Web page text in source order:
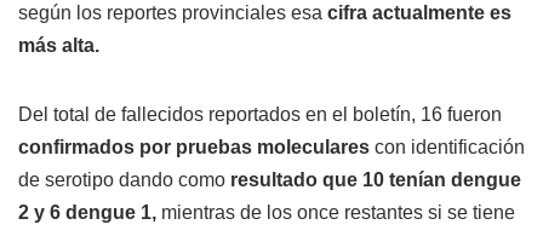
según los reportes provinciales esa cifra actualmente es
más alta.
Del total de fallecidos reportados en el boletín, 16 fueron
confirmados por pruebas moleculares con identificación
de serotipo dando como resultado que 10 tenían dengue
2 y 6 dengue 1, mientras de los once restantes si se tiene